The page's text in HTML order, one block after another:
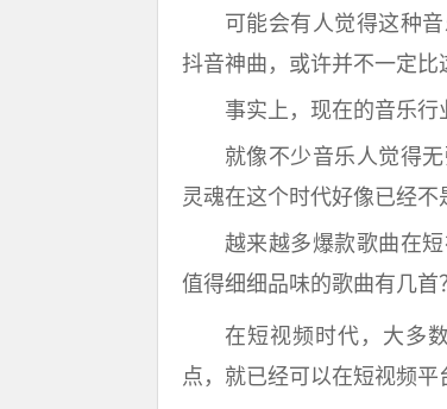
可能会有人觉得这种
抖音神曲，或许并不一定比
事实上，现在的音乐行
就像不少音乐人觉得
灵魂在这个时代好像已经不
越来越多爆款歌曲在
值得细细品味的歌曲有几首
在短视频时代，大多
点，就已经可以在短视频平